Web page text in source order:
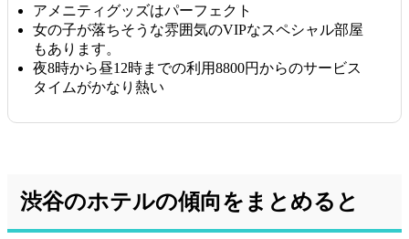
アメニティグッズはパーフェクト
女の子が落ちそうな雰囲気のVIPなスペシャル部屋
もあります。
夜8時から昼12時までの利用8800円からのサービス
タイムがかなり熱い
渋谷のホテルの傾向をまとめると